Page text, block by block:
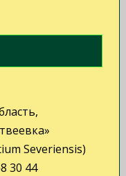
Severiensis)
30 44